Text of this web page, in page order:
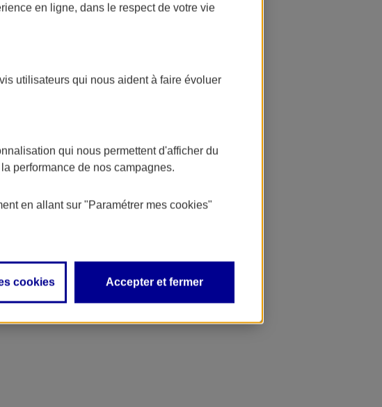
en ligne, dans le respect de votre vie
utilisateurs qui nous aident à faire évoluer
qui nous permettent d'afficher du
performance de nos campagnes.
en allant sur "Paramétrer mes cookies"
cookies Accepter et fermer